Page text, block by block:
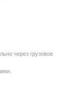
через грузовое